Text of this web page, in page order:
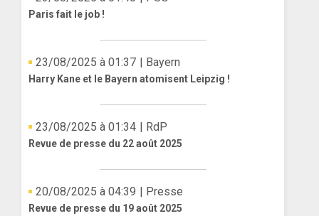
Paris fait le job !
23/08/2025 à 01:37 | Bayern
Harry Kane et le Bayern atomisent Leipzig !
23/08/2025 à 01:34 | RdP
Revue de presse du 22 août 2025
20/08/2025 à 04:39 | Presse
Revue de presse du 19 août 2025